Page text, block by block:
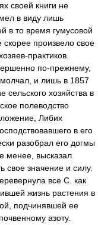
своей книги не
в виду лишь
в то время гумусовой
скорее произвело свое
практиков.
по-прежнему,
и лишь в 1857
сельского хозяйства в
полеводство
Либих
в его
разобрал его догмы
менее, высказал
свое значение и силу.
все С. как
жизнь растения в
подчинявшей ее
азоту.